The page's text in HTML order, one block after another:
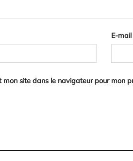
E-mail
mon site dans le navigateur pour mon